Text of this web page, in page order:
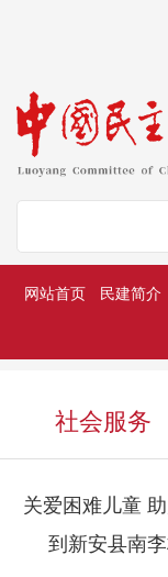
网站首页 民建简介
社会服务
关爱困难儿童
到新安县南